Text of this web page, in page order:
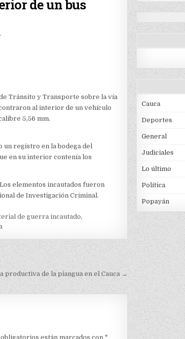
de un bus
DE
BUS
INTERMUNICIPAL
Tránsito y Transporte sobre la vía
al interior de un vehículo
5,56 mm.
un registro en la bodega del
en su interior contenía los
elementos incautados fueron
de Investigación Criminal.
de guerra incautado,
productiva de la piangua en el Cauca →
están marcados con *
Cauca
Deportes
General
Judiciales
Lo último
Política
Popayán